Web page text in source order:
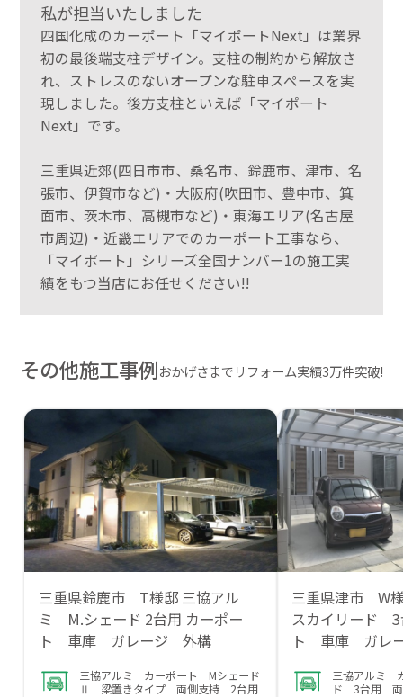
私が担当いたしました
四国化成のカーポート「マイポートNext」は業界
初の最後端支柱デザイン。支柱の制約から解放さ
れ、ストレスのないオープンな駐車スペースを実
現しました。後方支柱といえば「マイポート
Next」です。
三重県近郊(四日市市、桑名市、鈴鹿市、津市、名
張市、伊賀市など)・大阪府(吹田市、豊中市、箕
面市、茨木市、高槻市など)・東海エリア(名古屋
市周辺)・近畿エリアでのカーポート工事なら、
「マイポート」シリーズ全国ナンバー1の施工実
績をもつ当店にお任せください!!
その他施工事例おかげさまでリフォーム実績3万件突破!
三重県鈴鹿市 T様邸 三協アル
ミ M.シェード 2台用 カーポー
ト 車庫 ガレージ 外構
三協アルミ カーポート Mシェード
Ⅱ 梁置きタイプ 両側支持 2台用
三重県津市 W
スカイリード
ト 車庫 ガレ
三協アルミ
ド 3台用 両